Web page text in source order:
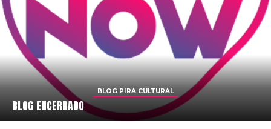
BLOG PIRA CULTURAL
BLOG ENCERRADO